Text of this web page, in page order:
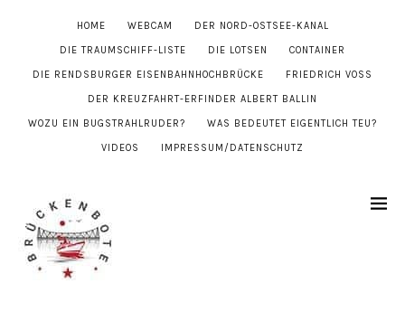
HOME WEBCAM DER NORD-OSTSEE-KANAL
DIE TRAUMSCHIFF-LISTE DIE LOTSEN CONTAINER
DIE RENDSBURGER EISENBAHNHOCHBRÜCKE FRIEDRICH VOSS
DER KREUZFAHRT-ERFINDER ALBERT BALLIN
WOZU EIN BUGSTRAHLRUDER? WAS BEDEUTET EIGENTLICH TEU?
VIDEOS IMPRESSUM/DATENSCHUTZ